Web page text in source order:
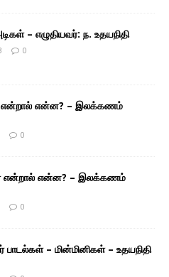
– எழுதியவர்: ந. உதயநிதி
0
என்றால் என்ன? – இலக்கணம்
0
என்றால் என்ன? – இலக்கணம்
0
பாடல்கள் – மின்மினிகள் – உதயநிதி